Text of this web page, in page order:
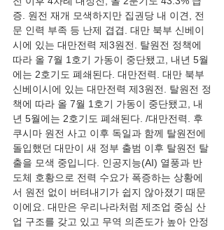
증. 원전 재개 모색하지만 집권당 내 이견, 전
문 인력 부족 등 난제 겹겹. 대만 북부 신베이
시에 있는 대만전력 제3원전. 탈원전 정책에
따라 올 7월 1호기 가동이 중단됐고, 내년 5월
에는 2호기도 폐쇄된다. 대만전력. 대만 북부
신베이시에 있는 대만전력 제3원전. 탈원전 정
책에 따라 올 7월 1호기 가동이 중단됐고, 내
년 5월에는 2호기도 폐쇄된다. /대만전력. 후
쿠시마 원전 사고 이후 독일과 함께 탈원전에
돌입했던 대만이 새 정부 출범 이후 탈원전 탈
출을 모색 중입니다. 인공지능(AI) 열풍과 반
도체 호황으로 전력 수요가 폭증하는 상황에
서 원전 없이 버텨내기가 쉽지 않아졌기 때문
이에요. 대만은 우리나라처럼 제조업 중심 산
업 구조를 갖고 있고 무역 의존도가 높아 안정